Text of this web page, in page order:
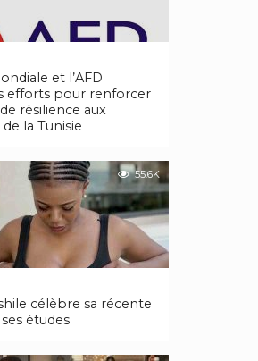
et l’AFD
efforts pour renforcer
résilience aux
la Tunisie
55.6K
célèbre sa récente
études